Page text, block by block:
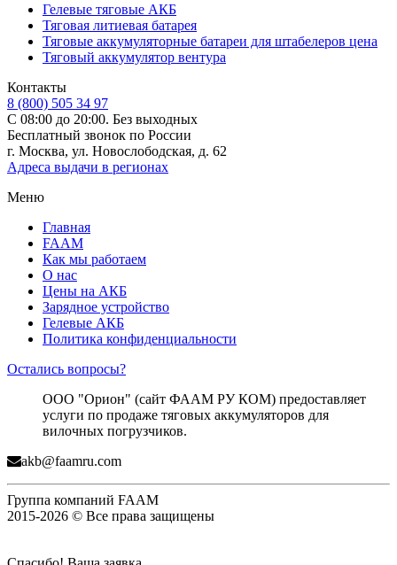
Гелевые тяговые АКБ
Тяговая литиевая батарея
Тяговые аккумуляторные батареи для штабелеров цена
Тяговый аккумулятор вентура
Контакты
8 (800) 505 34 97
С 08:00 до 20:00. Без выходных
Бесплатный звонок по России
г. Москва, ул. Новослободская, д. 62
Адреса выдачи в регионах
Меню
Главная
FAAM
Как мы работаем
О нас
Цены на АКБ
Зарядное устройство
Гелевые АКБ
Политика конфиденциальности
Остались вопросы?
ООО "Орион" (сайт ФААМ РУ КОМ) предоставляет
услуги по продаже тяговых аккумуляторов для
вилочных погрузчиков.
akb@faamru.com
Группа компаний FAAM
2015-2026 © Все права защищены